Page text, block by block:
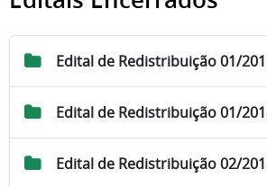
Edital de Redistribuição 01/
Edital de Redistribuição 01/
Edital de Redistribuição 02/